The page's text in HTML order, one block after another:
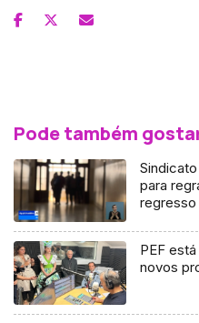
Pode também
para
regresso
PEF
novos